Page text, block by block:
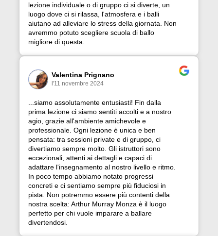
lezione individuale o di gruppo ci si diverte, un
luogo dove ci si rilassa, l'atmosfera e i balli
aiutano ad alleviare lo stress della giornata. Non
avremmo potuto scegliere scuola di ballo
migliore di questa.
Valentina Prignano
l'11 novembre 2024
...siamo assolutamente entusiasti! Fin dalla
prima lezione ci siamo sentiti accolti e a nostro
agio, grazie all'ambiente amichevole e
professionale. Ogni lezione è unica e ben
pensata: tra sessioni private e di gruppo, ci
divertiamo sempre molto. Gli istruttori sono
eccezionali, attenti ai dettagli e capaci di
adattare l'insegnamento al nostro livello e ritmo.
In poco tempo abbiamo notato progressi
concreti e ci sentiamo sempre più fiduciosi in
pista. Non potremmo essere più contenti della
nostra scelta: Arthur Murray Monza è il luogo
perfetto per chi vuole imparare a ballare
divertendosi.